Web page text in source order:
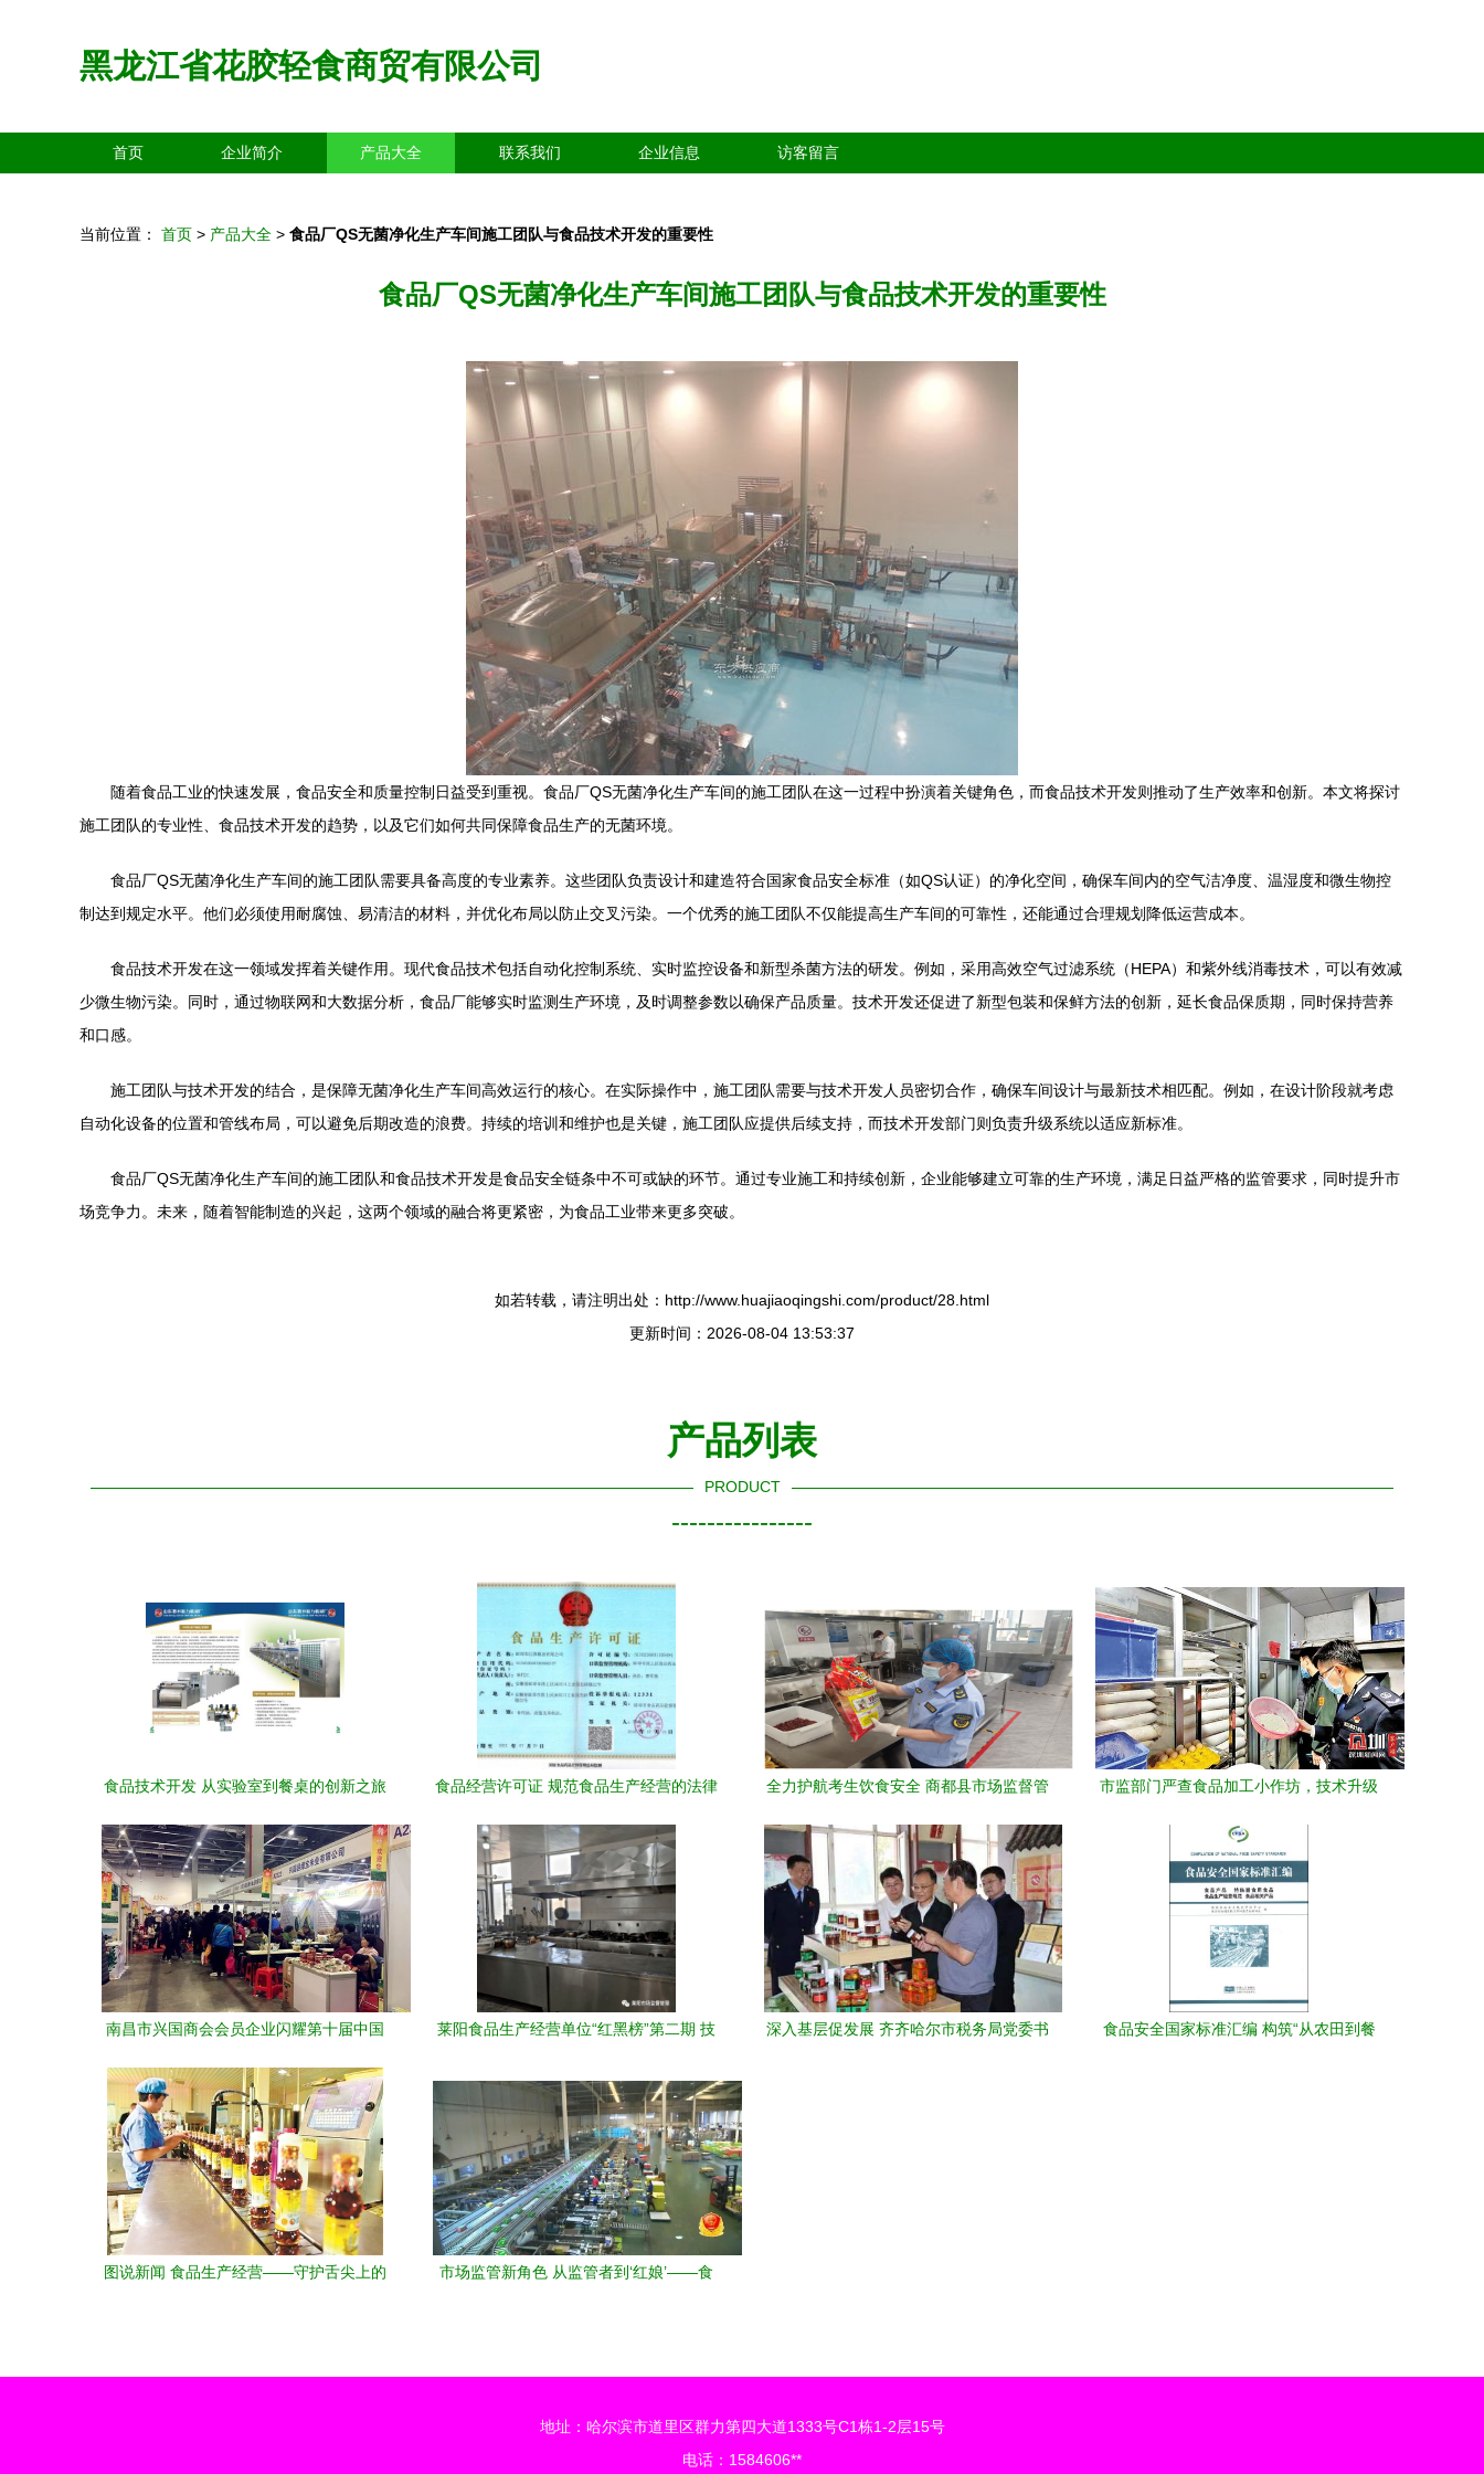
黑龙江省花胶轻食商贸有限公司
首页 企业简介 产品大全 联系我们 企业信息 访客留言
当前位置： 首页 > 产品大全 > 食品厂QS无菌净化生产车间施工团队与食品技术开发的重要性
食品厂QS无菌净化生产车间施工团队与食品技术开发的重要性
随着食品工业的快速发展，食品安全和质量控制日益受到重视。食品厂QS无菌净化生产车间的施工团队在这一过程中扮演着关键角色，而食品技术开发则推动了生产效率和创新。本文将探讨
施工团队的专业性、食品技术开发的趋势，以及它们如何共同保障食品生产的无菌环境。
食品厂QS无菌净化生产车间的施工团队需要具备高度的专业素养。这些团队负责设计和建造符合国家食品安全标准（如QS认证）的净化空间，确保车间内的空气洁净度、温湿度和微生物控
制达到规定水平。他们必须使用耐腐蚀、易清洁的材料，并优化布局以防止交叉污染。一个优秀的施工团队不仅能提高生产车间的可靠性，还能通过合理规划降低运营成本。
食品技术开发在这一领域发挥着关键作用。现代食品技术包括自动化控制系统、实时监控设备和新型杀菌方法的研发。例如，采用高效空气过滤系统（HEPA）和紫外线消毒技术，可以有效减
少微生物污染。同时，通过物联网和大数据分析，食品厂能够实时监测生产环境，及时调整参数以确保产品质量。技术开发还促进了新型包装和保鲜方法的创新，延长食品保质期，同时保持营养
和口感。
施工团队与技术开发的结合，是保障无菌净化生产车间高效运行的核心。在实际操作中，施工团队需要与技术开发人员密切合作，确保车间设计与最新技术相匹配。例如，在设计阶段就考虑
自动化设备的位置和管线布局，可以避免后期改造的浪费。持续的培训和维护也是关键，施工团队应提供后续支持，而技术开发部门则负责升级系统以适应新标准。
食品厂QS无菌净化生产车间的施工团队和食品技术开发是食品安全链条中不可或缺的环节。通过专业施工和持续创新，企业能够建立可靠的生产环境，满足日益严格的监管要求，同时提升市
场竞争力。未来，随着智能制造的兴起，这两个领域的融合将更紧密，为食品工业带来更多突破。
如若转载，请注明出处：http://www.huajiaoqingshi.com/product/28.html
更新时间：2026-08-04 13:53:37
产品列表
PRODUCT
----------------
食品技术开发 从实验室到餐桌的创新之旅
食品经营许可证 规范食品生产经营的法律
全力护航考生饮食安全 商都县市场监督管
查与技术赋能
市监部门严查食品加工小作坊，技术升级
南昌市兴国商会会员企业闪耀第十届中国
来
莱阳食品生产经营单位“红黑榜”第二期 技
安全
深入基层促发展 齐齐哈尔市税务局党委书
食品安全国家标准汇编 构筑“从农田到餐
图说新闻 食品生产经营——守护舌尖上的
市场监管新角色 从监管者到‘红娘’——食
地址：哈尔滨市道里区群力第四大道1333号C1栋1-2层15号
电话：1584606**